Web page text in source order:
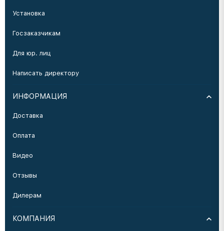
Установка
Госзаказчикам
Для юр. лиц
Написать директору
ИНФОРМАЦИЯ
Доставка
Оплата
Видео
Отзывы
Дилерам
КОМПАНИЯ